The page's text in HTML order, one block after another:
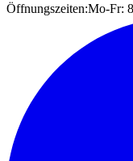
Öffnungszeiten:Mo-Fr: